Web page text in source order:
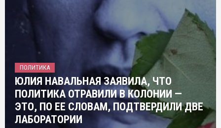
ПОЛИТИКА
ЮЛИЯ НАВАЛЬНАЯ ЗАЯВИЛА, ЧТО
ПОЛИТИКА ОТРАВИЛИ В КОЛОНИИ —
ЭТО, ПО ЕЕ СЛОВАМ, ПОДТВЕРДИЛИ ДВЕ
ЛАБОРАТОРИИ